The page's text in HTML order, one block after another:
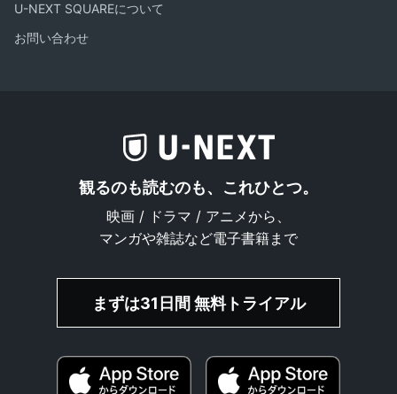
U-NEXT SQUAREについて
お問い合わせ
観るのも読むのも、これひとつ。
映画 / ドラマ / アニメから、
マンガや雑誌など電子書籍まで
まずは31日間 無料トライアル